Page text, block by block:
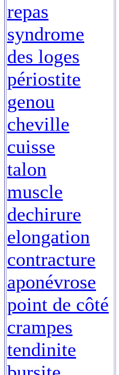
repas
syndrome
des loges
périostite
genou
cheville
cuisse
talon
muscle
dechirure
elongation
contracture
aponévrose
point de côté
crampes
tendinite